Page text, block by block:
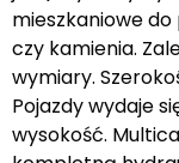
mieszkaniowe
czy kamienia.
wymiary.
Pojazdy wydaje
wysokość.